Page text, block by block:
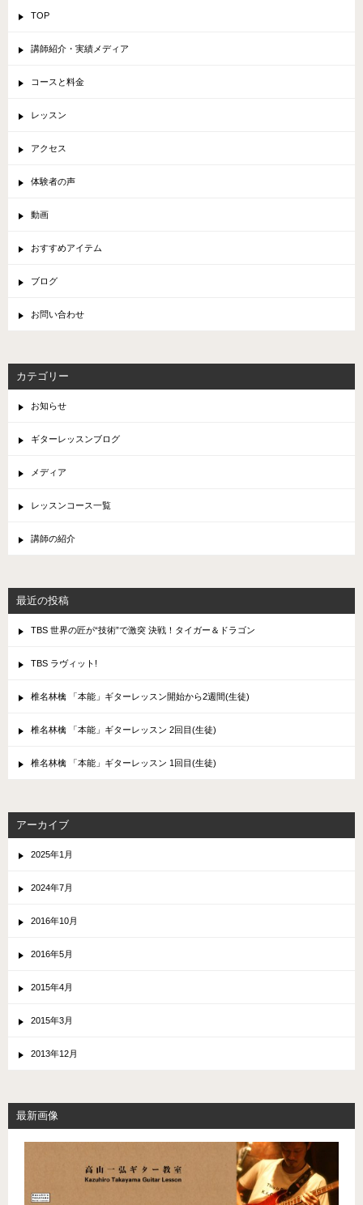
TOP
講師紹介・実績メディア
コースと料金
レッスン
アクセス
体験者の声
動画
おすすめアイテム
ブログ
お問い合わせ
カテゴリー
お知らせ
ギターレッスンブログ
メディア
レッスンコース一覧
講師の紹介
最近の投稿
TBS 世界の匠が“技術”で激突 決戦！タイガー＆ドラゴン
TBS ラヴィット!
椎名林檎 「本能」ギターレッスン開始から2週間(生徒)
椎名林檎 「本能」ギターレッスン 2回目(生徒)
椎名林檎 「本能」ギターレッスン 1回目(生徒)
アーカイブ
2025年1月
2024年7月
2016年10月
2016年5月
2015年4月
2015年3月
2013年12月
最新画像